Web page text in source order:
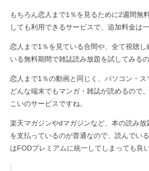
もちろん恋人まで1％を見るために2週間無
しても利用できるサービスで、追加料金は
恋人まで1％を見ている合間や、全て視聴し
いる無料期間で雑誌読み放題を試してみる
恋人まで1％の動画と同じく、パソコン・ス
どんな端末でもマンガ・雑誌が読めるので
こいのサービスですね。
楽天マガジンやdマガジンなど、本の読み放
を支払っているのが普通なので、読んでい
はFODプレミアムに統一してしまっても良